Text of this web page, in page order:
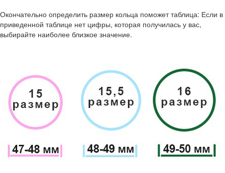
Окончательно определить размер кольца поможет таблица: Если в
приведенной таблице нет цифры, которая получилась у вас,
выбирайте наиболее близкое значение.